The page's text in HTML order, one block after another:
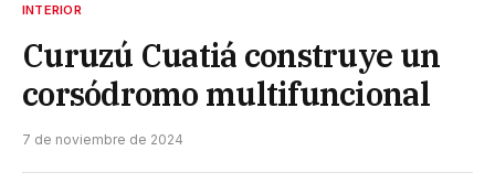
INTERIOR
Curuzú Cuatiá construye un
corsódromo multifuncional
7 de noviembre de 2024